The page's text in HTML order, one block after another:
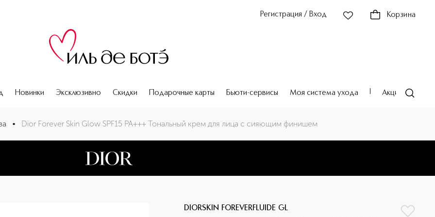
Регистрация / Вход Корзина
Новинки Эксклюзивно Скидки Подарочные карты Бьюти-сервисы Моя система ухода Акции
лица с сияющим финишем
• Dior Forever Skin Glow SPF15 PA+++ Тональный крем для лица с сияющим финишем
DIORSKIN FOREVERFLUIDE GL